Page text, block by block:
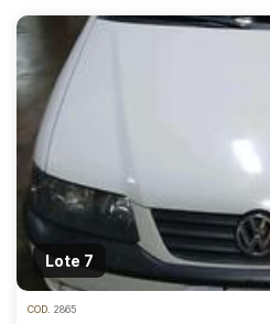
Lote 7
COD. 2865